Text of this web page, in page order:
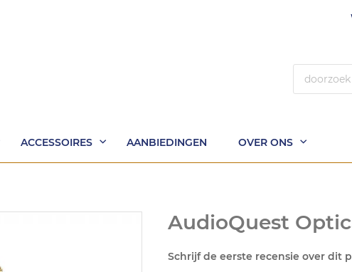
ACCESSOIRES AANBIEDINGEN OVER ONS
AudioQuest
Schrijf de eerste recensie over dit